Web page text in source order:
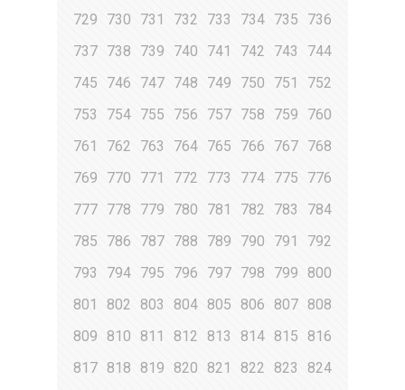
729
730 731 732 733 734 735
736
737 738 739 740 741 742 743
744
745
746 747 748 749 750 751
752
753
754 755 756 757 758 759
760
761
762 763 764 765 766 767 768
769
770 771 772 773 774 775
776
777 778 779 780 781 782 783
784
785
786 787 788 789 790 791
792
793
794 795 796 797 798 799
800
801
802 803 804 805 806 807 808
809
810 811 812 813 814 815
816
817 818 819 820 821 822 823
824